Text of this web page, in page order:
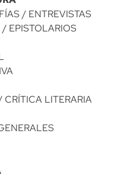
/ ENTREVISTAS
/ EPISTOLARIOS
CRÍTICA LITERARIA